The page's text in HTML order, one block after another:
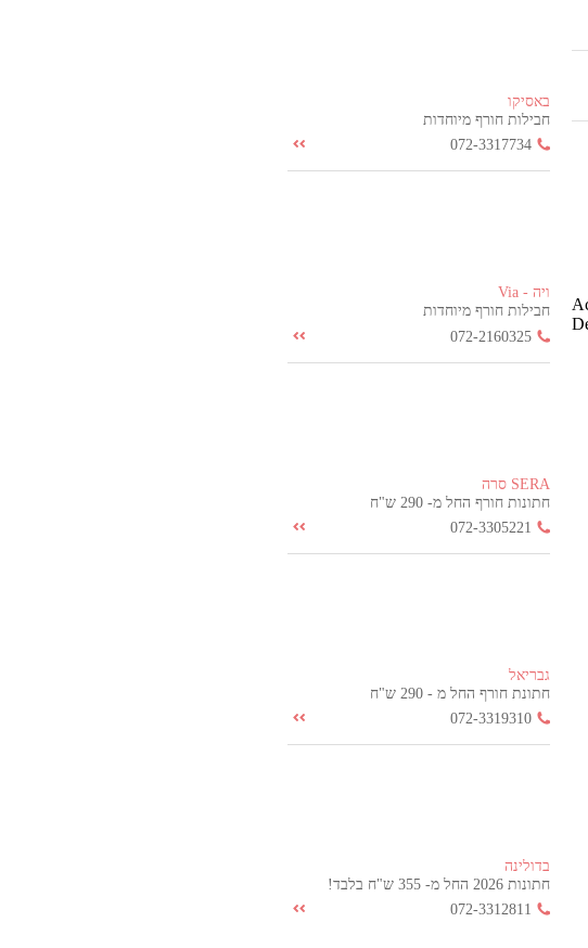
באסיקו
חבילות חורף מיוחדות
072-3317734
ויה - Via
חבילות חורף מיוחדות
072-2160325
SERA סרה
חתונות חורף החל מ- 290 ש"ח
072-3305221
גבריאל
חתונת חורף החל מ - 290 ש"ח
072-3319310
בדולינה
חתונות 2026 החל מ- 355 ש"ח בלבד!
072-3312811